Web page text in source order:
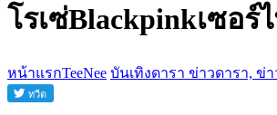
โรเซ่Blackpinkเซอ
หน้าแรกTeeNee บันเทิงดารา ข่าวดารา, ข่า